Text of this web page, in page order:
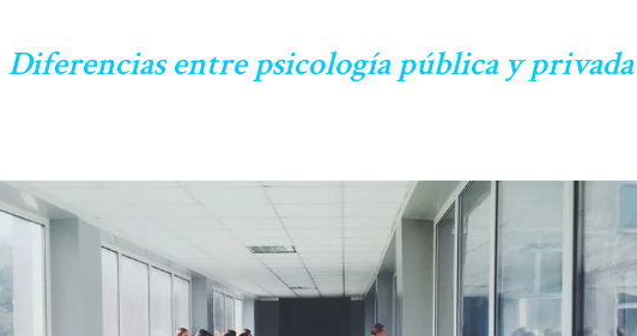
Diferencias entre psicología pública y privada